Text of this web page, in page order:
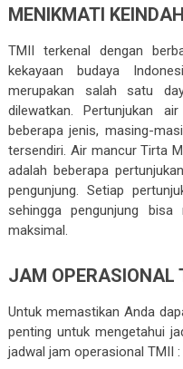
MENIKMATI
TMII terkenal dengan
kekayaan budaya
merupakan salah satu
dilewatkan. Pertunjukan
beberapa jenis, masing-
tersendiri. Air mancur Tirta
adalah beberapa
pengunjung. Setiap
sehingga pengunjung
maksimal.
JAM OPERASIONAL
Untuk memastikan Anda
penting untuk mengetahui
jadwal jam operasional TMII :